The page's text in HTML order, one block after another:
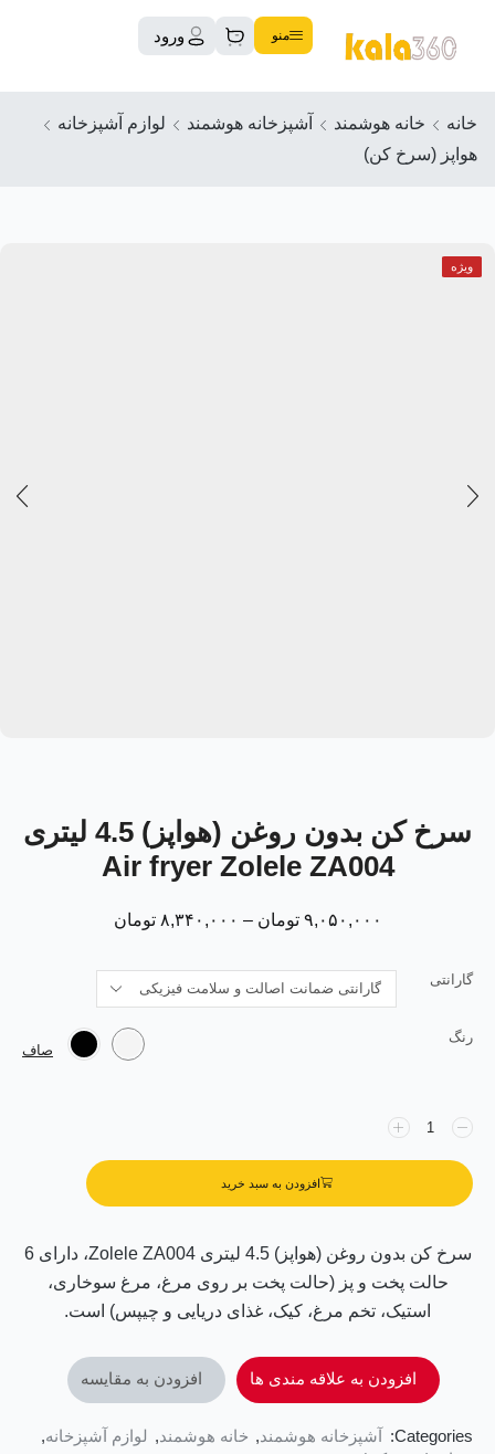
منو ورود
خانه خانه هوشمند آشپزخانه هوشمند
لوازم آشپزخانه
هواپز (سرخ کن)
ویژه
سرخ کن بدون روغن (هواپز) 4.5 لیتری
Air fryer Zolele ZA004
۹,۰۵۰,۰۰۰ تومان – ۸,۳۴۰,۰۰۰ تومان
گارانتی
رنگ
صاف
افزودن به سبد خرید
سرخ کن بدون روغن (هواپز) 4.5 لیتری Zolele ZA004، دارای 6
حالت پخت و پز (حالت پخت بر روی مرغ، مرغ سوخاری،
استیک، تخم مرغ، کیک، غذای دریایی و چیپس) است.
افزودن به علاقه مندی ها افزودن به مقایسه
Categories: آشپزخانه هوشمند , خانه هوشمند , لوازم آشپزخانه,